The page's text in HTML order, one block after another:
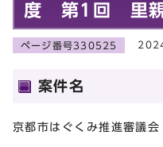
度 第1回 里
ページ番号330525
案件名
京都市はぐくみ推進審